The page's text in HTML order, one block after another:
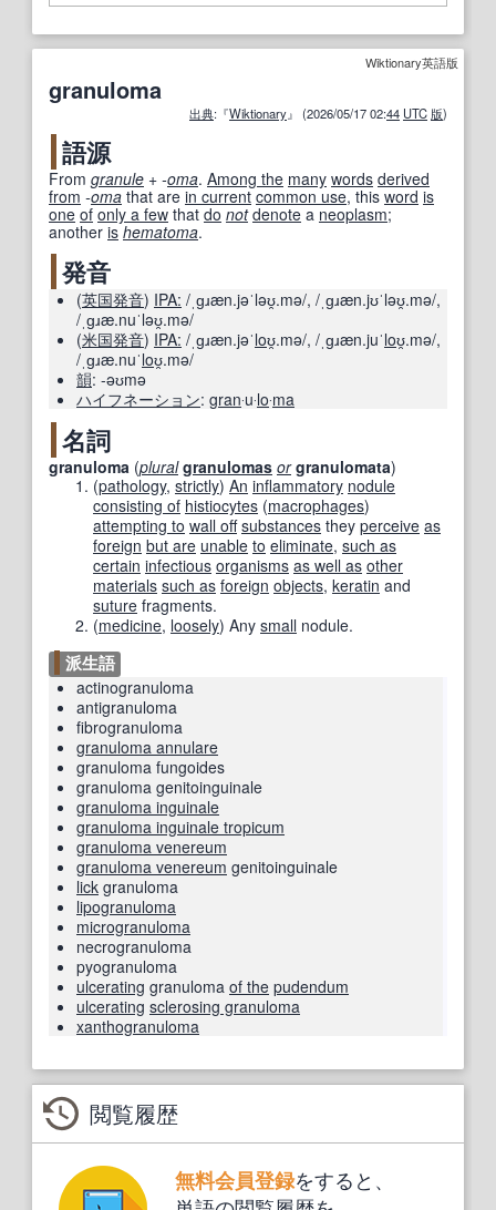
Wiktionary英語版
granuloma
出典:『Wiktionary』 (2026/05/17 02:44 UTC 版)
語源
From granule +‎ -oma. Among the many words derived
from -oma that are in current common use, this word is
one of only a few that do not denote a neoplasm;
another is hematoma.
発音
(英国発音) IPA: /ˌɡɹæn.jəˈləʊ̯.mə/, /ˌɡɹæn.jʊˈləʊ̯.mə/,
/ˌɡɹæ.nuˈləʊ̯.mə/
(米国発音) IPA: /ˌɡɹæn.jəˈloʊ̯.mə/, /ˌɡɹæn.juˈloʊ̯.mə/,
/ˌɡɹæ.nuˈloʊ̯.mə/
韻: -əʊmə
ハイフネーション: gran‧u‧lo‧ma
名詞
granuloma (plural granulomas or granulomata)
(pathology, strictly) An inflammatory nodule
consisting of histiocytes (macrophages)
attempting to wall off substances they perceive as
foreign but are unable to eliminate, such as
certain infectious organisms as well as other
materials such as foreign objects, keratin and
suture fragments.
(medicine, loosely) Any small nodule.
派生語
actinogranuloma
antigranuloma
fibrogranuloma
granuloma annulare
granuloma fungoides
granuloma genitoinguinale
granuloma inguinale
granuloma inguinale tropicum
granuloma venereum
granuloma venereum genitoinguinale
lick granuloma
lipogranuloma
microgranuloma
necrogranuloma
pyogranuloma
ulcerating granuloma of the pudendum
ulcerating sclerosing granuloma
xanthogranuloma
閲覧履歴
無料会員登録をすると、